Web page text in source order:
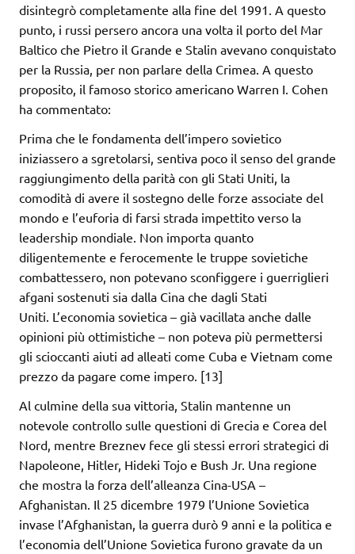
disintegrò completamente alla fine del 1991. A questo
punto, i russi persero ancora una volta il porto del Mar
Baltico che Pietro il Grande e Stalin avevano conquistato
per la Russia, per non parlare della Crimea. A questo
proposito, il famoso storico americano Warren I. Cohen
ha commentato:
Prima che le fondamenta dell’impero sovietico
iniziassero a sgretolarsi, sentiva poco il senso del grande
raggiungimento della parità con gli Stati Uniti, la
comodità di avere il sostegno delle forze associate del
mondo e l’euforia di farsi strada impettito verso la
leadership mondiale. Non importa quanto
diligentemente e ferocemente le truppe sovietiche
combattessero, non potevano sconfiggere i guerriglieri
afgani sostenuti sia dalla Cina che dagli Stati
Uniti. L’economia sovietica – già vacillata anche dalle
opinioni più ottimistiche – non poteva più permettersi
gli scioccanti aiuti ad alleati come Cuba e Vietnam come
prezzo da pagare come impero. [13]
Al culmine della sua vittoria, Stalin mantenne un
notevole controllo sulle questioni di Grecia e Corea del
Nord, mentre Breznev fece gli stessi errori strategici di
Napoleone, Hitler, Hideki Tojo e Bush Jr. Una regione
che mostra la forza dell’alleanza Cina-USA –
Afghanistan. Il 25 dicembre 1979 l’Unione Sovietica
invase l’Afghanistan, la guerra durò 9 anni e la politica e
l’economia dell’Unione Sovietica furono gravate da un